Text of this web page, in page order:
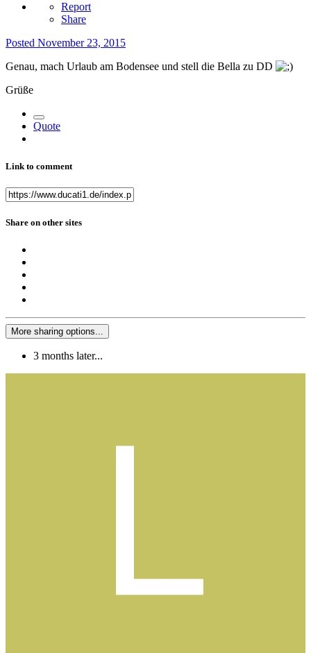
Report
Share
Posted November 23, 2015
Genau, mach Urlaub am Bodensee und stell die Bella zu DD
Grüße
Quote
Link to comment
Share on other sites
More sharing options...
3 months later...